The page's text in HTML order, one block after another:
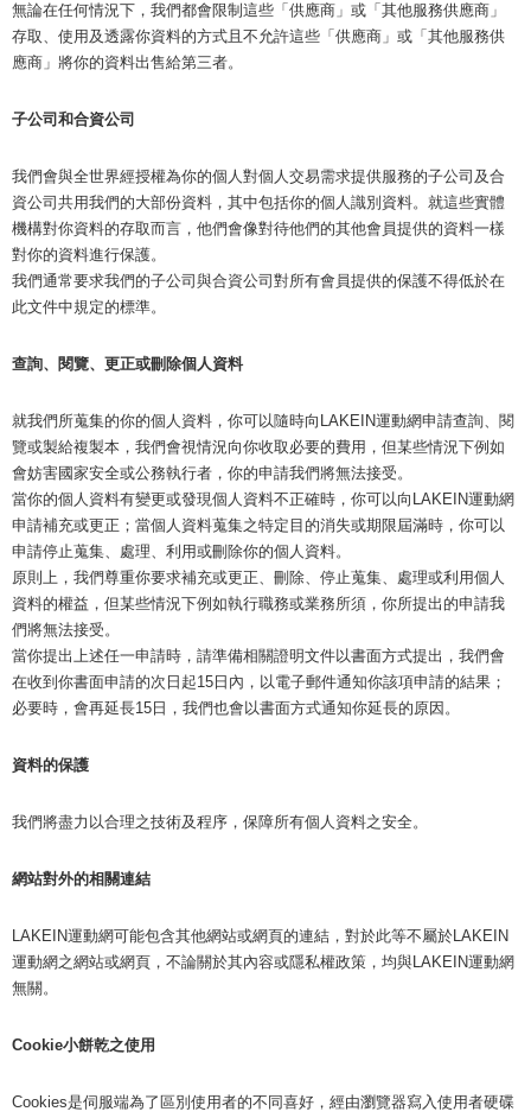
無論在任何情況下，我們都會限制這些「供應商」或「其他服務供應商」
存取、使用及透露你資料的方式且不允許這些「供應商」或「其他服務供
應商」將你的資料出售給第三者。
子公司和合資公司
我們會與全世界經授權為你的個人對個人交易需求提供服務的子公司及合
資公司共用我們的大部份資料，其中包括你的個人識別資料。就這些實體
機構對你資料的存取而言，他們會像對待他們的其他會員提供的資料一樣
對你的資料進行保護。
我們通常要求我們的子公司與合資公司對所有會員提供的保護不得低於在
此文件中規定的標準。
查詢、閱覽、更正或刪除個人資料
就我們所蒐集的你的個人資料，你可以隨時向LAKEIN運動網申請查詢、閱
覽或製給複製本，我們會視情況向你收取必要的費用，但某些情況下例如
會妨害國家安全或公務執行者，你的申請我們將無法接受。
當你的個人資料有變更或發現個人資料不正確時，你可以向LAKEIN運動網
申請補充或更正；當個人資料蒐集之特定目的消失或期限屆滿時，你可以
申請停止蒐集、處理、利用或刪除你的個人資料。
原則上，我們尊重你要求補充或更正、刪除、停止蒐集、處理或利用個人
資料的權益，但某些情況下例如執行職務或業務所須，你所提出的申請我
們將無法接受。
當你提出上述任一申請時，請準備相關證明文件以書面方式提出，我們會
在收到你書面申請的次日起15日內，以電子郵件通知你該項申請的結果；
必要時，會再延長15日，我們也會以書面方式通知你延長的原因。
資料的保護
我們將盡力以合理之技術及程序，保障所有個人資料之安全。
網站對外的相關連結
LAKEIN運動網可能包含其他網站或網頁的連結，對於此等不屬於LAKEIN
運動網之網站或網頁，不論關於其內容或隱私權政策，均與LAKEIN運動網
無關。
Cookie小餅乾之使用
Cookies是伺服端為了區別使用者的不同喜好，經由瀏覽器寫入使用者硬碟